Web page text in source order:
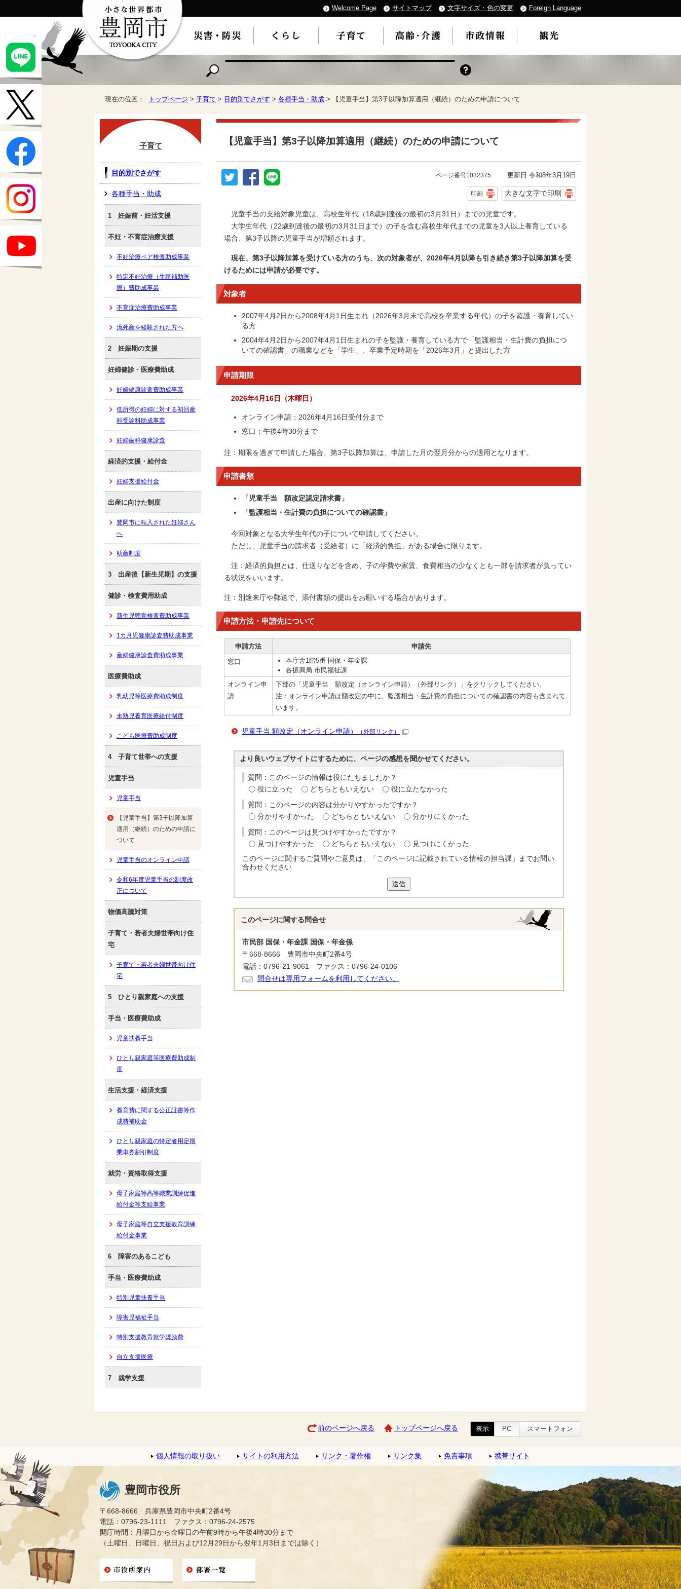
Welcome Page サイトマップ 文字サイズ・色の変更 Foreign Language
現在の位置： トップページ > 子育て > 目的別でさがす > 各種手当・助成 > 【児童手当】第3子以降加算適用（継続）のための申請について
【児童手当】第3子以降加算適用（継続）のための申請について
ページ番号1032375 更新日 令和8年3月19日
印刷 大きな文字で印刷
児童手当の支給対象児童は、高校生年代（18歳到達後の最初の3月31日）までの児童です。
大学生年代（22歳到達後の最初の3月31日まで）の子を含む高校生年代までの児童を3人以上養育している
場合、第3子以降の児童手当が増額されます。
現在、第3子以降加算を受けている方のうち、次の対象者が、2026年4月以降も引き続き第3子以降加算を受
けるためには申請が必要です。
対象者
2007年4月2日から2008年4月1日生まれ（2026年3月末で高校を卒業する年代）の子を監護・養育してい
る方
2004年4月2日から2007年4月1日生まれの子を監護・養育している方で「監護相当・生計費の負担につ
いての確認書」の職業などを「学生」、卒業予定時期を「2026年3月」と提出した方
申請期限
2026年4月16日（木曜日）
オンライン申請：2026年4月16日受付分まで
窓口：午後4時30分まで
注：期限を過ぎて申請した場合、第3子以降加算は、申請した月の翌月分からの適用となります。
申請書類
「児童手当 額改定認定請求書」
「監護相当・生計費の負担についての確認書」
今回対象となる大学生年代の子について申請してください。
ただし、児童手当の請求者（受給者）に「経済的負担」がある場合に限ります。
注：経済的負担とは、仕送りなどを含め、子の学費や家賃、食費相当の少なくとも一部を請求者が負ってい
る状況をいいます。
注：別途来庁や郵送で、添付書類の提出をお願いする場合があります。
申請方法・申請先について
申請方法
申請先
窓口
本庁舎1階5番 国保・年金課
各振興局 市民福祉課
オンライン申
請
下部の「児童手当 額改定（オンライン申請）（外部リンク）」をクリックしてください。
注：オンライン申請は額改定の中に、監護相当・生計費の負担についての確認書の内容も含まれて
います。
児童手当 額改定（オンライン申請） （外部リンク）
より良いウェブサイトにするために、ページの感想を聞かせてください。
質問：このページの情報は役にたちましたか？
役に立った
どちらともいえない 役に立たなかった
質問：このページの内容は分かりやすかったですか？
分かりやすかった
どちらともいえない 分かりにくかった
質問：このページは見つけやすかったですか？
見つけやすかった
どちらともいえない
見つけにくかった
このページに関するご質問やご意見は、「このページに記載されている情報の担当課」までお問い
合わせください
送信
このページに関する 問合せ
市民部 国保・年金課 国保・年金係
〒668-8666 豊岡市中央町2番4号
電話：0796-21-9061 ファクス：0796-24-0106
問合せは専用フォームを利用してください。
子育て
目的別でさがす
各種手当・助成
1 妊娠前・妊活支援
不妊・不育症治療支援
不妊治療ペア検査助成事業
特定不妊治療（生殖補助医
療）費助成事業
不育症治療費助成事業
流死産を経験された方へ
2 妊娠期の支援
妊婦健診・医療費助成
妊婦健康診査費助成事業
低所得の妊婦に対する初回産
科受診料助成事業
妊婦歯科健康診査
経済的支援・給付金
妊婦支援給付金
出産に向けた制度
豊岡市に転入された妊婦さん
へ
助産制度
3 出産後【新生児期】の支援
健診・検査費用助成
新生児聴覚検査費助成事業
1カ月児健康診査費助成事業
産婦健康診査費助成事業
医療費助成
乳幼児等医療費助成制度
未熟児養育医療給付制度
こども医療費助成制度
4 子育て世帯への支援
児童手当
児童手当
【児童手当】第3子以降加算
適用（継続）のための申請に
ついて
児童手当のオンライン申請
令和6年度児童手当の制度改
正について
物価高騰対策
子育て・若者夫婦世帯向け住
宅
子育て・若者夫婦世帯向け住
宅
5 ひとり親家庭への支援
手当・医療費助成
児童扶養手当
ひとり親家庭等医療費助成制
度
生活支援・経済支援
養育費に関する公正証書等作
成費補助金
ひとり親家庭の特定者用定期
乗車券割引制度
就労・資格取得支援
母子家庭等高等職業訓練促進
給付金等支給事業
母子家庭等自立支援教育訓練
給付金事業
6 障害のあるこども
手当・医療費助成
特別児童扶養手当
障害児福祉手当
特別支援教育就学奨励費
自立支援医療
7 就学支援
前のページへ戻る トップページへ戻る 表示 PC スマートフォン
個人情報の取り扱い サイトの利用方法 リンク・著作権 リンク集 免責事項 携帯サイト
豊岡市役所
〒668-8666 兵庫県豊岡市中央町2番4号
電話：0796-23-1111 ファクス：0796-24-2575
開庁時間：月曜日から金曜日の午前9時から午後4時30分まで
（土曜日、日曜日、祝日および12月29日から翌年1月3日までは除く）